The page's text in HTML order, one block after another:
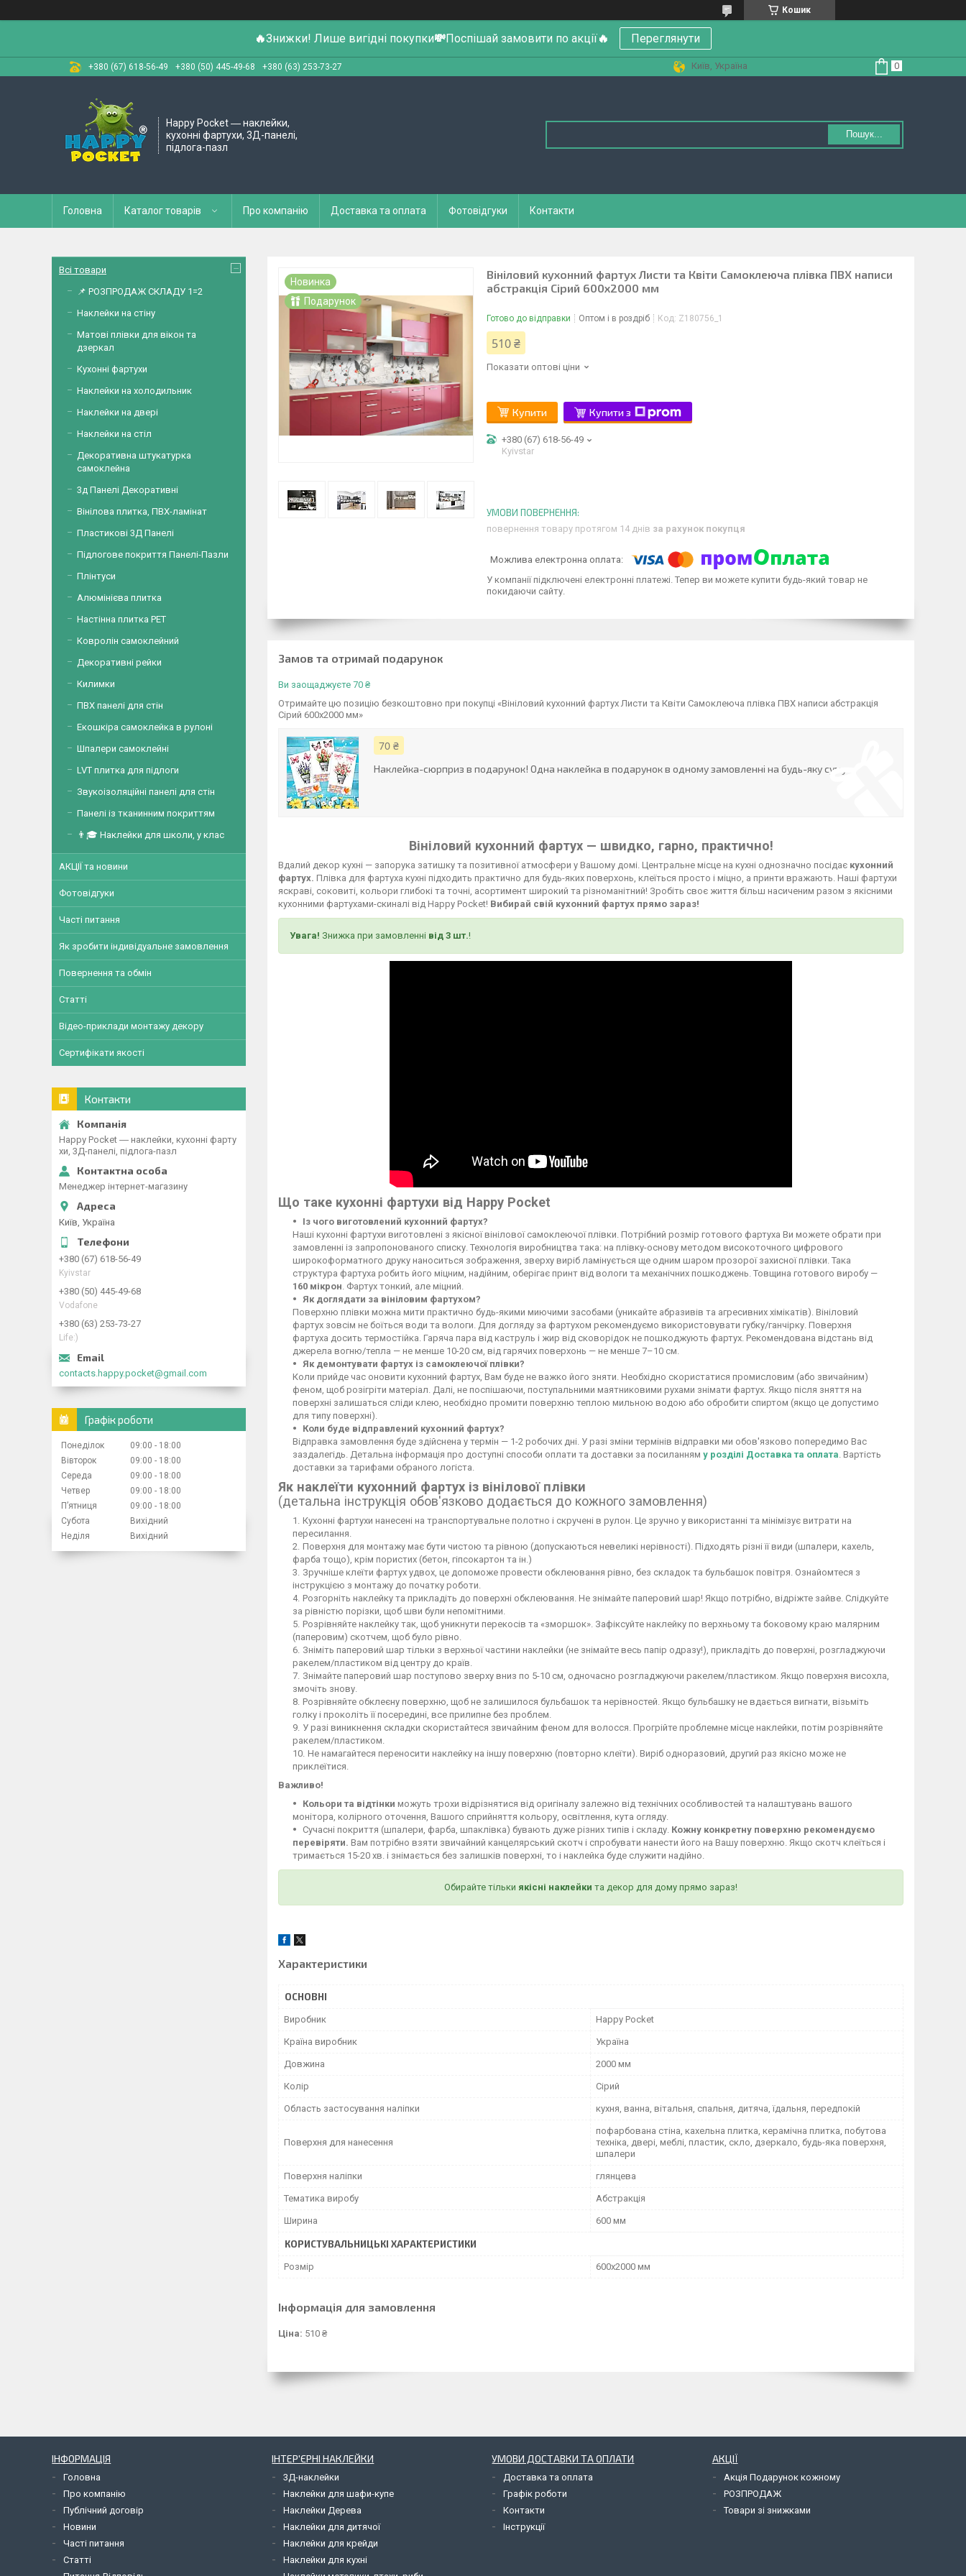
Кошик
🔥Знижки! Лише вигідні покупки💸Поспішай замовити по акції🔥 Переглянути
+380 (67) 618-56-49 +380 (50) 445-49-68 +380 (63) 253-73-27 Київ, Україна
Happy Pocket ― наклейки,
кухонні фартухи, 3Д-панелі,
підлога-пазл
Пошук...
Головна Каталог товарів Про компанію Доставка та оплата Фотовідгуки Контакти
Подарунок
Новинка
Вініловий кухонний фартух Листи та Квіти Самоклеюча плівка ПВХ написи
абстракція Сірий 600х2000 мм
Готово до відправки Оптом і в роздріб Код: Z180756_1
510 ₴
Показати оптові ціни
Купити Купити з
+380 (67) 618-56-49
Kyivstar
повернення товару протягом 14 днів за рахунок покупця
У компанії підключені електронні платежі. Тепер ви можете купити будь-який товар не
покидаючи сайту.
Замов та отримай подарунок
Ви заощаджуєте 70 ₴
Отримайте цю позицію безкоштовно при покупці «Вініловий кухонний фартух Листи та Квіти Самоклеюча плівка ПВХ написи абстракція
Сірий 600х2000 мм»
70 ₴
Наклейка-сюрприз в подарунок! Одна наклейка в подарунок в одному замовленні на будь-яку суму
Вініловий кухонний фартух — швидко, гарно, практично!
Вдалий декор кухні — запорука затишку та позитивної атмосфери у Вашому домі. Центральне місце на кухні однозначно посідає кухонний
фартух. Плівка для фартуха кухні підходить практично для будь-яких поверхонь, клеїться просто і міцно, а принти вражають. Наші фартухи
яскраві, соковиті, кольори глибокі та точні, асортимент широкий та різноманітний! Зробіть своє життя більш насиченим разом з якісними
кухонними фартухами-скиналі від Happy Pocket! Вибирай свій кухонний фартух прямо зараз!
Увага! Знижка при замовленні від 3 шт.!
Що таке кухонні фартухи від Happy Pocket
Із чого виготовлений кухонний фартух?
Наші кухонні фартухи виготовлені з якісної вінілової самоклеючої плівки. Потрібний розмір готового фартуха Ви можете обрати при
замовленні із запропонованого списку. Технологія виробництва така: на плівку-основу методом високоточного цифрового
широкоформатного друку наноситься зображення, зверху виріб ламінується ще одним шаром прозорої захисної плівки. Така
структура фартуха робить його міцним, надійним, оберігає принт від вологи та механічних пошкоджень. Товщина готового виробу —
160 мікрон . Фартух тонкий, але міцний.
Як доглядати за вініловим фартухом?
Поверхню плівки можна мити практично будь-якими миючими засобами (уникайте абразивів та агресивних хімікатів). Вініловий
фартух зовсім не боїться води та вологи. Для догляду за фартухом рекомендуємо використовувати губку/ганчірку. Поверхня
фартуха досить термостійка. Гаряча пара від каструль і жир від сковорідок не пошкоджують фартух. Рекомендована відстань від
джерела вогню/тепла — не менше 10-20 см, від гарячих поверхонь — не менше 7–10 см.
Як демонтувати фартух із самоклеючої плівки?
Коли прийде час оновити кухонний фартух, Вам буде не важко його зняти. Необхідно скористатися промисловим (або звичайним)
феном, щоб розігріти матеріал. Далі, не поспішаючи, поступальними маятниковими рухами знімати фартух. Якщо після зняття на
поверхні залишаться сліди клею, необхідно промити поверхню теплою мильною водою або обробити спиртом (якщо це допустимо
для типу поверхні).
Коли буде відправлений кухонний фартух?
Відправка замовлення буде здійснена у термін — 1-2 робочих дні. У разі зміни термінів відправки ми обов'язково попередимо Вас
заздалегідь. Детальна інформація про доступні способи оплати та доставки за посиланням у розділі Доставка та оплата . Вартість
доставки за тарифами обраного логіста.
Як наклеїти кухонний фартух із вінілової плівки
(детальна інструкція обов'язково додається до кожного замовлення)
Кухонні фартухи нанесені на транспортувальне полотно і скручені в рулон. Це зручно у використанні та мінімізує витрати на
пересилання.
Поверхня для монтажу має бути чистою та рівною (допускаються невеликі нерівності). Підходять різні її види (шпалери, кахель,
фарба тощо), крім пористих (бетон, гіпсокартон та ін.)
Зручніше клеїти фартух удвох, це допоможе провести обклеювання рівно, без складок та бульбашок повітря. Ознайомтеся з
інструкцією з монтажу до початку роботи.
Розгорніть наклейку та прикладіть до поверхні обклеювання. Не знімайте паперовий шар! Якщо потрібно, відріжте зайве. Слідкуйте
за рівністю порізки, щоб шви були непомітними.
Розрівняйте наклейку так, щоб уникнути перекосів та «зморшок». Зафіксуйте наклейку по верхньому та боковому краю малярним
(паперовим) скотчем, щоб було рівно.
Зніміть паперовий шар тільки з верхньої частини наклейки (не знімайте весь папір одразу!), прикладіть до поверхні, розгладжуючи
ракелем/пластиком від центру до країв.
Знімайте паперовий шар поступово зверху вниз по 5-10 см, одночасно розгладжуючи ракелем/пластиком. Якщо поверхня висохла,
змочіть знову.
Розрівняйте обклеєну поверхню, щоб не залишилося бульбашок та нерівностей. Якщо бульбашку не вдається вигнати, візьміть
голку і проколіть її посередині, все прилипне без проблем.
У разі виникнення складки скористайтеся звичайним феном для волосся. Прогрійте проблемне місце наклейки, потім розрівняйте
ракелем/пластиком.
Не намагайтеся переносити наклейку на іншу поверхню (повторно клеїти). Виріб одноразовий, другий раз якісно може не
приклеїтися.
Важливо!
Кольори та відтінки можуть трохи відрізнятися від оригіналу залежно від технічних особливостей та налаштувань вашого
монітора, колірного оточення, Вашого сприйняття кольору, освітлення, кута огляду.
Сучасні покриття (шпалери, фарба, шпаклівка) бувають дуже різних типів і складу. Кожну конкретну поверхню рекомендуємо
перевіряти. Вам потрібно взяти звичайний канцелярський скотч і спробувати нанести його на Вашу поверхню. Якщо скотч клеїться і
тримається 15-20 хв. і знімається без залишків поверхні, то і наклейка буде служити надійно.
Обирайте тільки якісні наклейки та декор для дому прямо зараз!
Характеристики
ОСНОВНІ
Виробник Happy Pocket
Країна виробник Україна
Довжина 2000 мм
Колір Сірий
Область застосування наліпки кухня, ванна, вітальня, спальня, дитяча, їдальня, передпокій
Поверхня для нанесення
пофарбована стіна, кахельна плитка, керамічна плитка, побутова
техніка, двері, меблі, пластик, скло, дзеркало, будь-яка поверхня,
шпалери
Поверхня наліпки глянцева
Тематика виробу Абстракція
Ширина 600 мм
КОРИСТУВАЛЬНИЦЬКІ ХАРАКТЕРИСТИКИ
Розмір 600х2000 мм
Інформація для замовлення
Ціна: 510 ₴
Всі товари
📌 РОЗПРОДАЖ СКЛАДУ 1=2
Наклейки на стіну
Матові плівки для вікон та
дзеркал
Кухонні фартухи
Наклейки на холодильник
Наклейки на двері
Наклейки на стіл
Декоративна штукатурка
самоклейна
3д Панелі Декоративні
Вінілова плитка, ПВХ-ламінат
Пластикові 3Д Панелі
Підлогове покриття Панелі-Пазли
Плінтуси
Алюмінієва плитка
Настінна плитка PET
Ковролін самоклейний
Декоративні рейки
Килимки
ПВХ панелі для стін
Екошкіра самоклейка в рулоні
Шпалери самоклейні
LVT плитка для підлоги
Звукоізоляційні панелі для стін
Панелі із тканинним покриттям
👨🎓 Наклейки для школи, у клас
АКЦІЇ та новини
Фотовідгуки
Часті питання
Як зробити індивідуальне замовлення
Повернення та обмін
Статті
Відео-приклади монтажу декору
Сертифікати якості
Контакти
Happy Pocket ― наклейки, кухонні фарту
хи, 3Д-панелі, підлога-пазл
Менеджер інтернет-магазину
Київ, Україна
+380 (67) 618-56-49
Kyivstar
+380 (50) 445-49-68
Vodafone
+380 (63) 253-73-27
Life:)
contacts.happy.pocket@gmail.com
Графік роботи
Понеділок 09:00
18:00
Вівторок
09:00
18:00
Середа
09:00
18:00
Четвер
09:00
18:00
Пʼятниця
09:00
18:00
Субота
Вихідний
Неділя
Вихідний
ІНФОРМАЦІЯ
Головна
Про компанію
Публічний договір
Новини
Часті питання
Статті
ІНТЕР'ЄРНІ НАКЛЕЙКИ
3Д-наклейки
Наклейки для шафи-купе
Наклейки Дерева
Наклейки для дитячої
Наклейки для крейди
Наклейки для кухні
УМОВИ ДОСТАВКИ ТА ОПЛАТИ
Доставка та оплата
Графік роботи
Контакти
Інструкції
АКЦІЇ
Акція Подарунок кожному
РОЗПРОДАЖ
Товари зі знижками